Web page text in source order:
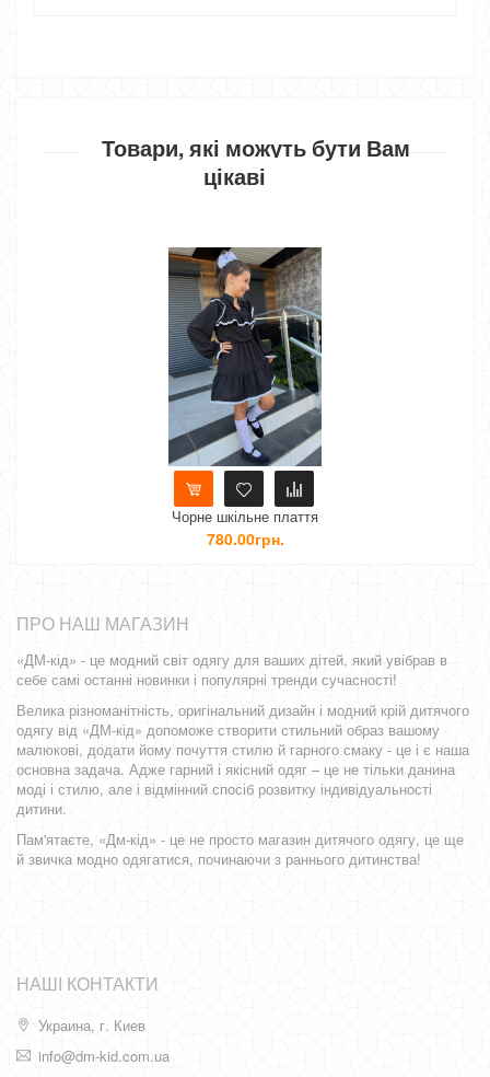
Товари, які можуть бути Вам
цікаві
ПРО НАШ МАГАЗИН
«ДМ-кід» - це модний світ одягу для ваших дітей, який увібрав в
себе самі останні новинки і популярні тренди сучасності!
Велика різноманітність, оригінальний дизайн і модний крій дитячого
одягу від «ДМ-кід» допоможе створити стильний образ вашому
малюкові, додати йому почуття стилю й гарного смаку - це і є наша
основна задача. Адже гарний і якісний одяг – це не тільки данина
моді і стилю, але і відмінний спосіб розвитку індивідуальності
дитини.
Пам'ятаєте, «Дм-кід» - це не просто магазин дитячого одягу, це ще
й звичка модно одягатися, починаючи з раннього дитинства!
НАШІ КОНТАКТИ
Украина, г. Киев
info@dm-kid.com.ua